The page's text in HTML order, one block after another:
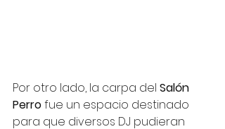
Por otro lado, la carpa del Salón
Perro fue un espacio destinado
para que diversos DJ pudieran